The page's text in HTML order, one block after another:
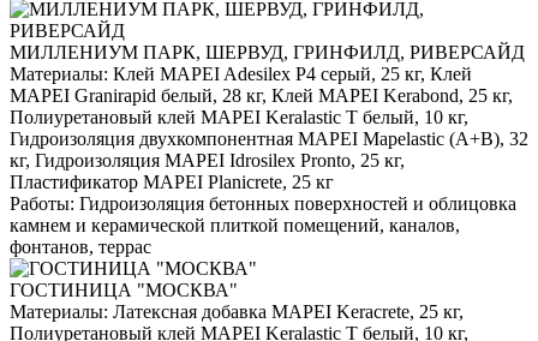
МИЛЛЕНИУМ ПАРК, ШЕРВУД, ГРИНФИЛД, РИВЕРСАЙД
Материалы: Клей MAPEI Adesilex P4 серый, 25 кг, Клей
MAPEI Granirapid белый, 28 кг, Клей MAPEI Kerabond, 25 кг,
Полиуретановый клей MAPEI Keralastic T белый, 10 кг,
Гидроизоляция двухкомпонентная MAPEI Mapelastic (А+B), 32
кг, Гидроизоляция MAPEI Idrosilex Pronto, 25 кг,
Пластификатор MAPEI Planicrete, 25 кг
Работы: Гидроизоляция бетонных поверхностей и облицовка
камнем и керамической плиткой помещений, каналов,
фонтанов, террас
ГОСТИНИЦА "МОСКВА"
Материалы: Латексная добавка MAPEI Keracrete, 25 кг,
Полиуретановый клей MAPEI Keralastic T белый, 10 кг,